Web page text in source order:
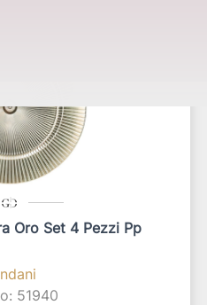
Oro Set 4 Pezzi Pp
51940